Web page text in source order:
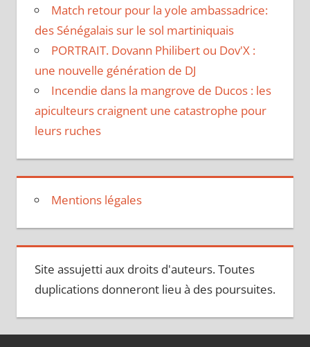
Match retour pour la yole ambassadrice:
des Sénégalais sur le sol martiniquais
PORTRAIT. Dovann Philibert ou Dov'X :
une nouvelle génération de DJ
Incendie dans la mangrove de Ducos : les
apiculteurs craignent une catastrophe pour
leurs ruches
Mentions légales
Site assujetti aux droits d'auteurs. Toutes
duplications donneront lieu à des poursuites.